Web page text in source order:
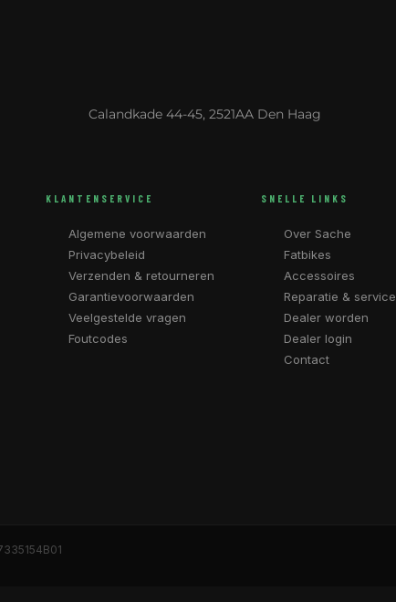
Calandkade 44-45, 2521AA Den Haag
KLANTENSERVICE
Algemene voorwaarden
Privacybeleid
Verzenden & retourneren
Garantievoorwaarden
Veelgestelde vragen
Foutcodes
SNELLE LINKS
Over Sache
Fatbikes
Accessoires
Reparatie & service
Dealer worden
Dealer login
Contact